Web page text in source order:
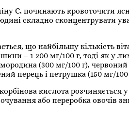
С, починають кровоточити
складно сконцентрувати
що найбільшу кількість
– 1 200 мг/100 г, тоді як у
(300 мг/100 г),
перець і петрушка (150 мг/
кислота розчиняється
або переробка овочів